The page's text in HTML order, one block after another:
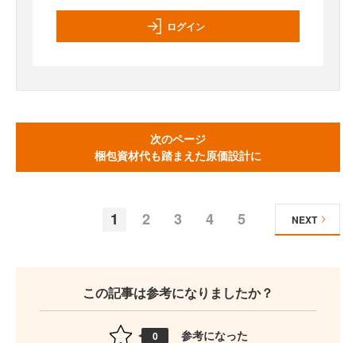
ログイン
次のページ
梱包資材代も踏まえた原価設計に
1 2 3 4 5 NEXT
この記事は参考になりましたか？
0 参考になった